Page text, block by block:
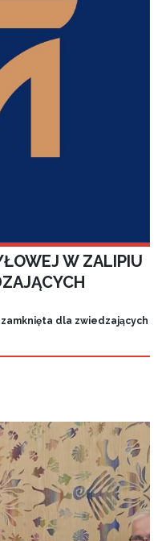
W ZALIPIU
dla zwiedzających